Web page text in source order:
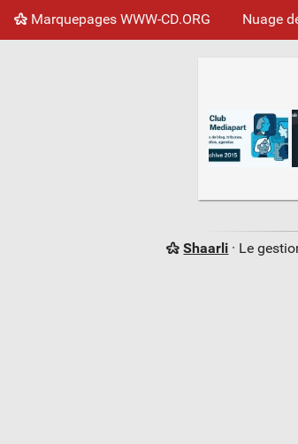
Marquepages WWW-CD.ORG Nuage
Shaarli · Le